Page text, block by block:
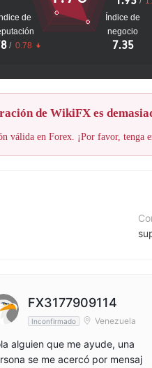
de
/ 0.78
Índice de
negocio
7.35
¡La puntuación
de WikiFX es
válida en Forex. ¡Por favor, tenga
FX3177909114
Inconfirmado Venezuela
alguien que me ayude, una
se me acercó por mensaj